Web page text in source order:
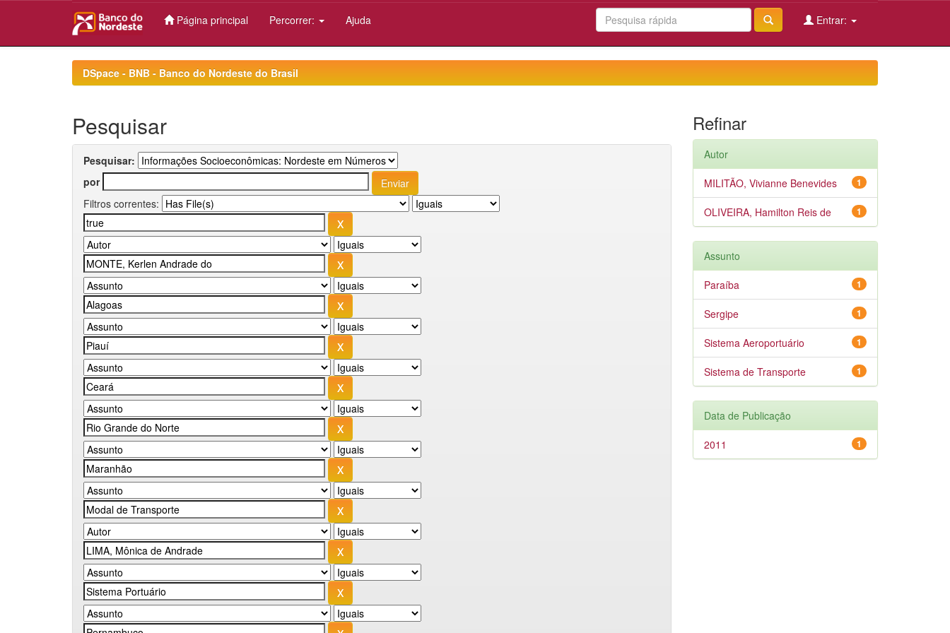
Página principal Percorrer: Ajuda Entrar:
DSpace - BNB - Banco do Nordeste do Brasil
Pesquisar
Pesquisar:
por
Filtros correntes:
Refinar
Autor
1
MILITÃO, Vivianne Benevides
1
OLIVEIRA, Hamilton Reis de
Assunto
1
Paraíba
1
Sergipe
1
Sistema Aeroportuário
1
Sistema de Transporte
Data de Publicação
1
2011